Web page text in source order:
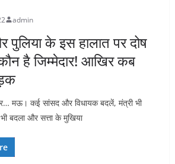
admin
के इस हालात पर दोष
है जिम्मेदार! आखिर कब
मऊ। कई सांसद और विधायक बदलें, मंत्री भी
बदला और सत्ता के मुखिया